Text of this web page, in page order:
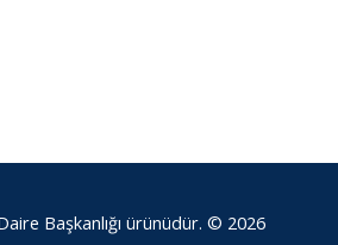
Başkanlığı ürünüdür. © 2026